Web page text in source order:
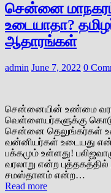
சென்னை
உடையாதா?
ஆதாரங்கள்
admin June 7, 2022 0
சென்னையின் உண்மை
வெள்ளையர்களுக்கு
சென்னை தெலுங்கர்கள்
வன்னியர்கள் உடையது
பக்கமும் உள்ளது!
வரலாறு என்ற
சமஸ்தானம் என்ற…
Read more